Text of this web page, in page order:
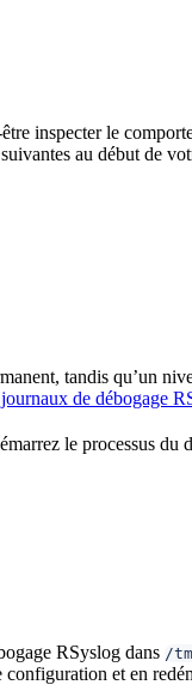
inspecter le
au début de
tandis qu’un
de débogage
le processus du
RSyslog dans /
et en